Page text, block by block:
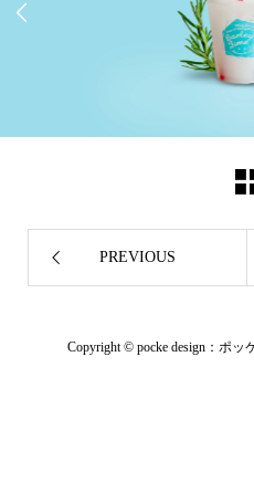

PREVIOUS
Copyright © pocke design：ポッ